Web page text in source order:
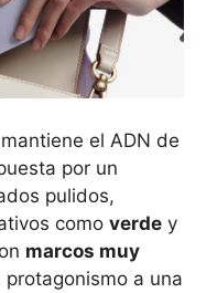
el ADN de
por un
pulidos,
como verde y
marcos muy
a una